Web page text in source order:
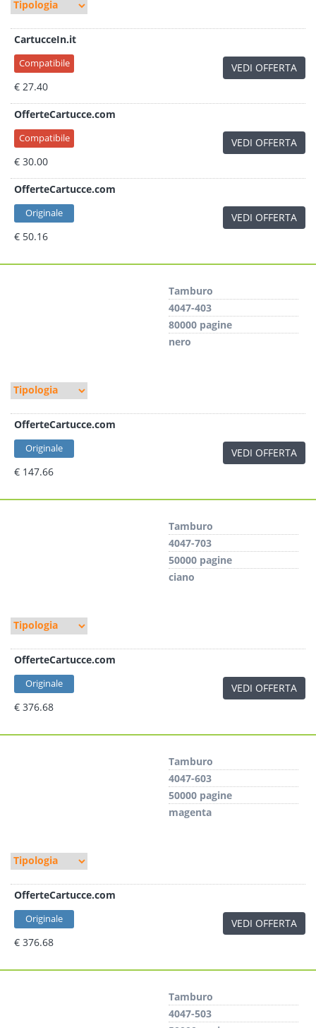
CartucceIn.it
Compatibile
€ 27.40
VEDI OFFERTA
OfferteCartucce.com
Compatibile
€ 30.00
VEDI OFFERTA
OfferteCartucce.com
Originale
€ 50.16
VEDI OFFERTA
Tamburo
4047-403
80000 pagine
nero
OfferteCartucce.com
Originale
€ 147.66
VEDI OFFERTA
Tamburo
4047-703
50000 pagine
ciano
OfferteCartucce.com
Originale
€ 376.68
VEDI OFFERTA
Tamburo
4047-603
50000 pagine
magenta
OfferteCartucce.com
Originale
€ 376.68
VEDI OFFERTA
Tamburo
4047-503